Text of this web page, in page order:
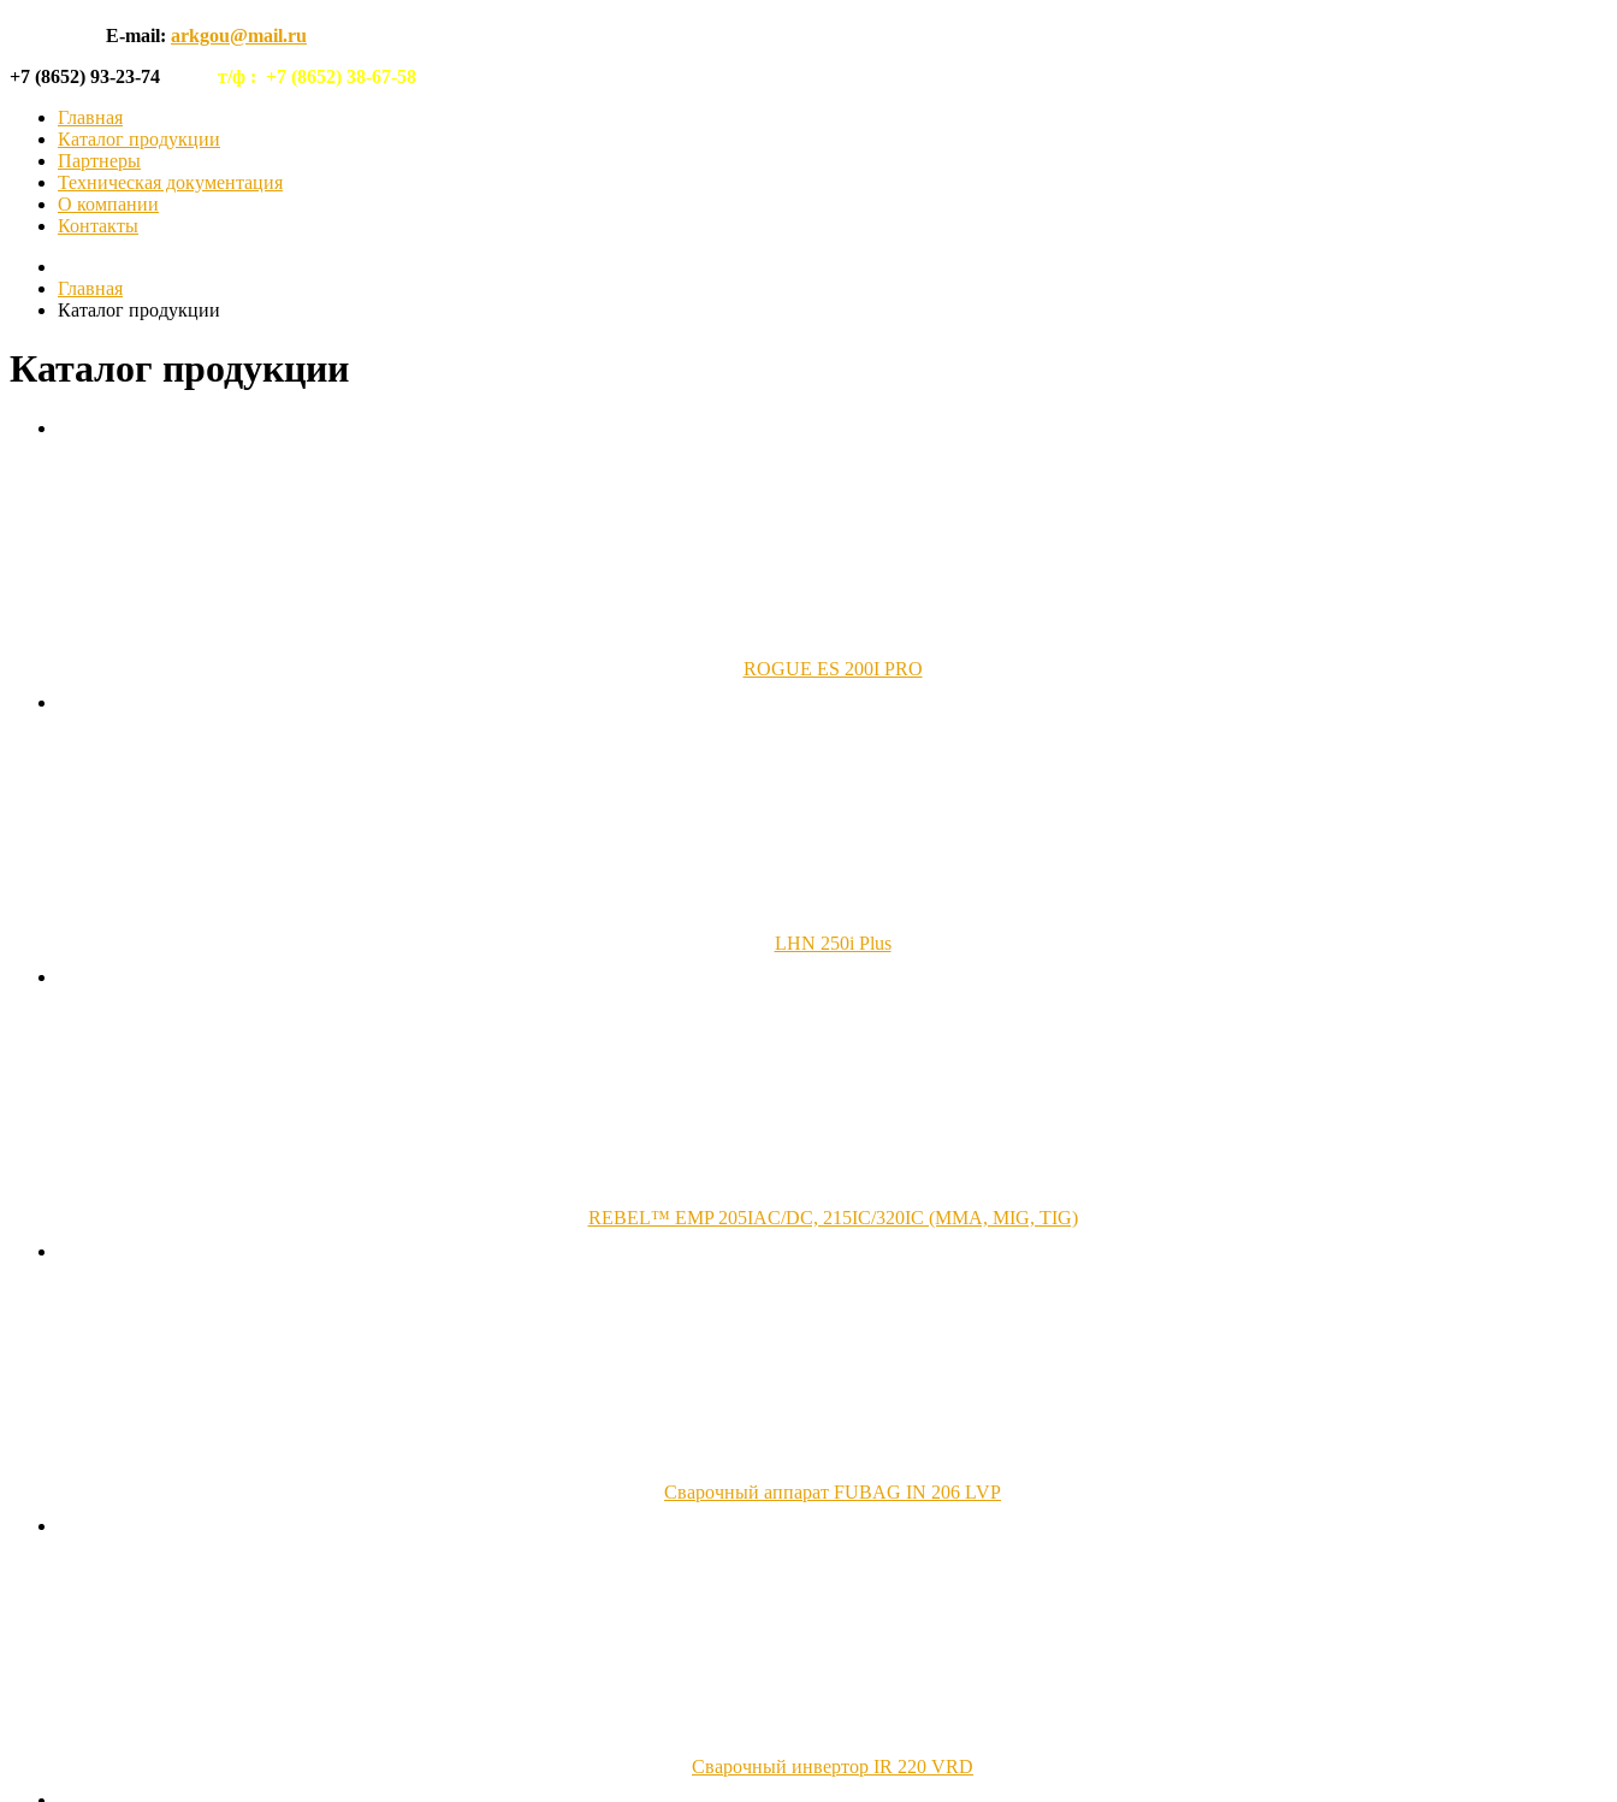
E-mail: arkgou@mail.ru
+7 (8652) 93-23-74 т/ф : +7 (8652) 38-67-58
Главная
Каталог продукции
Партнеры
Техническая документация
О компании
Контакты
Главная
Каталог продукции
Каталог продукции
ROGUE ES 200I PRO
LHN 250i Plus
REBEL™ EMP 205IАC/DC, 215IC/320IC (MMA, MIG, TIG)
Сварочный аппарат FUBAG IN 206 LVP
Сварочный инвертор IR 220 VRD